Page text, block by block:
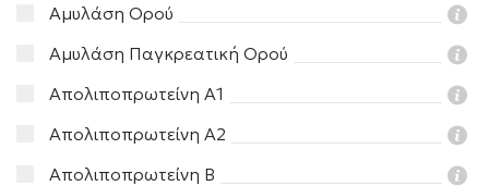
Αμυλάση Ορού
Αμυλάση Παγκρεατική Ορού
Απολιποπρωτείνη Α1
Απολιποπρωτείνη Α2
Απολιποπρωτείνη Β